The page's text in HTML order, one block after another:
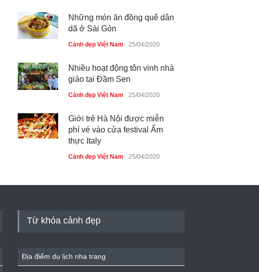
Những món ăn đồng quê dân
dã ở Sài Gòn
Cảnh đẹp Việt Nam 25/04/2020
Nhiều hoạt động tôn vinh nhà
giáo tại Đầm Sen
Cảnh đẹp Việt Nam 25/04/2020
Giới trẻ Hà Nội được miễn
phí vé vào cửa festival Ẩm
thực Italy
Cảnh đẹp Việt Nam 25/04/2020
Cảnh đẹp Việt Nam
Từ khóa cảnh đẹp
Địa điểm du lịch nha trang